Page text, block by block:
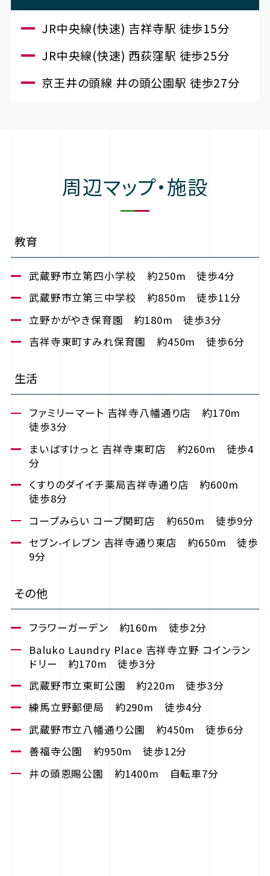
JR中央線(快速) 吉祥寺駅 徒歩15分
JR中央線(快速) 西荻窪駅 徒歩25分
京王井の頭線 井の頭公園駅 徒歩27分
周辺マップ・施設
教育
武蔵野市立第四小学校 約250m 徒歩4分
武蔵野市立第三中学校 約850m 徒歩11分
立野かがやき保育園 約180m 徒歩3分
吉祥寺東町すみれ保育園 約450m 徒歩6分
生活
ファミリーマート 吉祥寺八幡通り店 約170m
徒歩3分
まいばすけっと 吉祥寺東町店 約260m 徒歩4
分
くすりのダイイチ薬局吉祥寺通り店 約600m
徒歩8分
コープみらい コープ関町店 約650m 徒歩9分
セブン-イレブン 吉祥寺通り東店 約650m 徒歩
9分
その他
フラワーガーデン 約160m 徒歩2分
Baluko Laundry Place 吉祥寺立野 コインラン
ドリー 約170m 徒歩3分
武蔵野市立東町公園 約220m 徒歩3分
練馬立野郵便局 約290m 徒歩4分
武蔵野市立八幡通り公園 約450m 徒歩6分
善福寺公園 約950m 徒歩12分
井の頭恩賜公園 約1400m 自転車7分